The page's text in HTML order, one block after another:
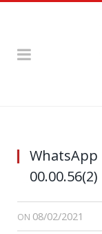
WhatsApp
00.00.56(2)
ON 08/02/2021